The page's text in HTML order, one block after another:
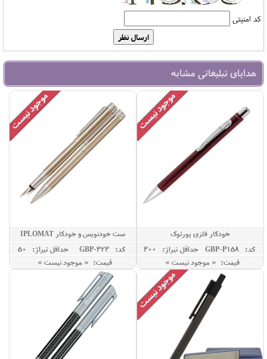
کد امنیتی
هدایای تبلیغاتی مشابه
خودکار فلزی پورتوک
کد: GBP-P158
حداقل تيراژ: 300
قیمت: « موجود نیست »
ست خودنویس و خودکار IPLOMAT
مدلSANTOZ
کد: GBP-323
حداقل تيراژ: 50
قیمت: « موجود نیست »